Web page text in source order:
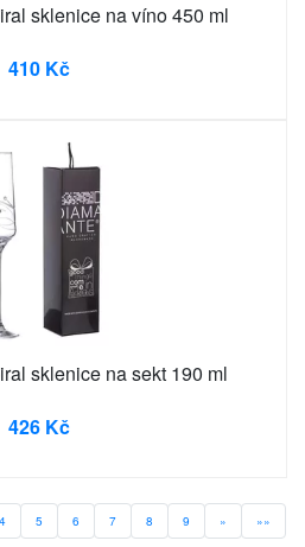
sklenice na víno 450 ml
410 Kč
sklenice na sekt 190 ml
426 Kč
4 5 6 7 8 9 » »»